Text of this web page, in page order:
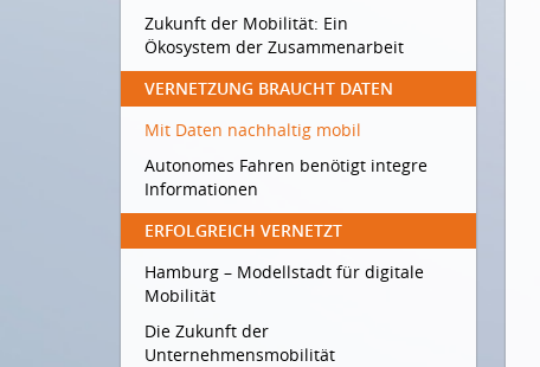
Zukunft der Mobilität: Ein
Ökosystem der Zusammenarbeit
VERNETZUNG BRAUCHT DATEN
Mit Daten nachhaltig mobil
Autonomes Fahren benötigt integre
Informationen
ERFOLGREICH VERNETZT
Hamburg – Modellstadt für digitale
Mobilität
Die Zukunft der
Unternehmensmobilität